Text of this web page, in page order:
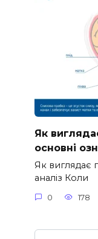
Як
основні
Як виглядає
аналіз Коли
0 178